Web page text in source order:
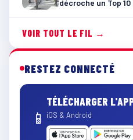
décroche un Top
VOIR TOUT LE FIL →
RESTEZ CONNECTÉ
📱
TÉLÉCHARGER
iOS & Android